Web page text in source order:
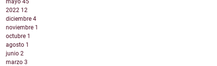
2022 12
diciembre 4
noviembre 1
octubre 1
agosto 1
junio 2
marzo 3